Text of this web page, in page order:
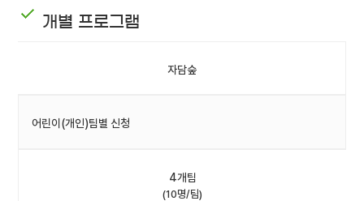
개별 프로그램
자담숲
어린이(개인)팀별 신청
4개팀
(10명/팀)